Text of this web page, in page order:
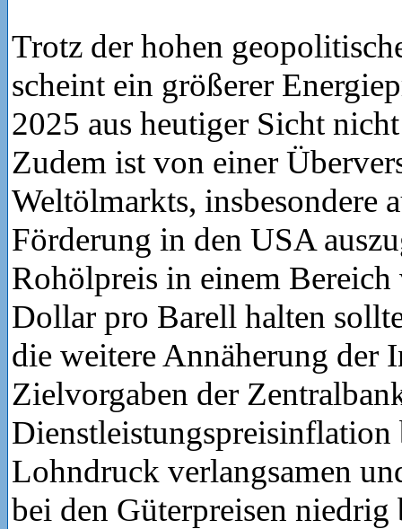
Trotz der hohen
scheint ein größerer
2025 aus heutiger Sicht
Zudem ist von einer
Weltölmarkts, insbesondere
Förderung in den USA
Rohölpreis in einem
Dollar pro Barell halten
die weitere Annäherung der
Zielvorgaben der
Dienstleistungspreisinflation
Lohndruck verlangsamen
bei den Güterpreisen